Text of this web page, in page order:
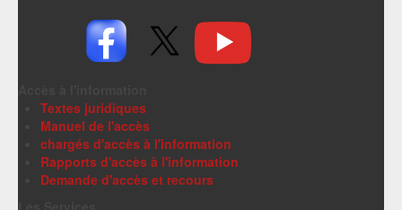
Textes juridiques
Manuel de l'accès
chargés d'accès à l'information
Rapports d'accès à l'information
Demande d'accès et recours